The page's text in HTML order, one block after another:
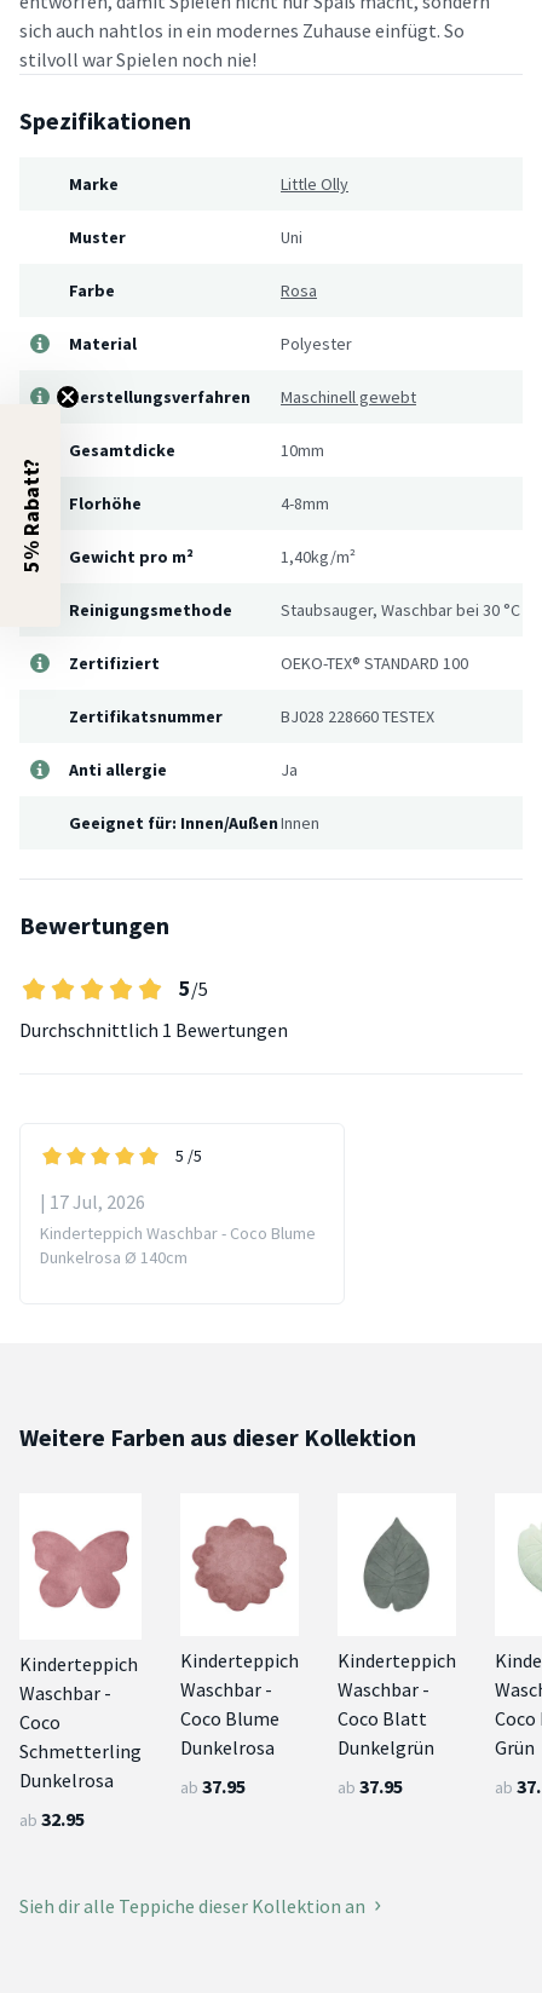
sich auch nahtlos in ein modernes Zuhause einfügt. So
stilvoll war Spielen noch nie!
Spezifikationen
Marke Little Olly
Muster Uni
Farbe Rosa
Material Polyester
Herstellungsverfahren Maschinell gewebt
Gesamtdicke 10mm
Florhöhe 4-8mm
Gewicht pro m² 1,40kg/m²
Reinigungsmethode Staubsauger, Waschbar bei 30 °C
Zertifiziert OEKO-TEX® STANDARD 100
Zertifikatsnummer BJ028 228660 TESTEX
Anti allergie Ja
Geeignet für: Innen/AußenInnen
Bewertungen
5/5
Durchschnittlich 1 Bewertungen
5 /5
| 17 Jul, 2026
Kinderteppich Waschbar - Coco Blume
Dunkelrosa Ø 140cm
Weitere Farben aus dieser Kollektion
Kinderteppich
Waschbar -
Coco
Schmetterling
Dunkelrosa
ab 32.95
Kinderteppich
Waschbar -
Coco Blume
Dunkelrosa
ab 37.95
Kinderteppich
Waschbar -
Coco Blatt
Dunkelgrün
ab 37.95
Grün
ab
Sieh dir alle Teppiche dieser Kollektion an
5% Rabatt?